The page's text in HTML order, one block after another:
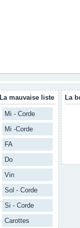
La mauvaise liste
Mi - Corde
Mi -Corde
FA
Do
Vin
Sol - Corde
Si - Corde
Carottes
La